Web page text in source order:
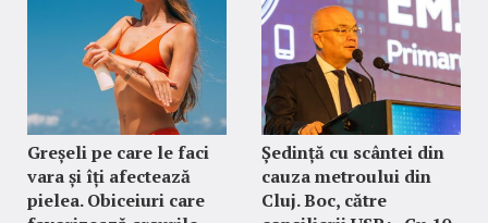
Greșeli pe care le faci
vara și îți afectează
pielea. Obiceiuri care
Ședință cu scântei din
cauza metroului din
Cluj. Boc, către